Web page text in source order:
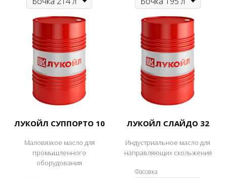
ЛУКОЙЛ СУППОРТО 10
Маловязкое масло для
промышленного
оборудования
ЛУКОЙЛ СЛАЙДО 32
Индустриальное масло для
направляющих скольжения
Фасовка